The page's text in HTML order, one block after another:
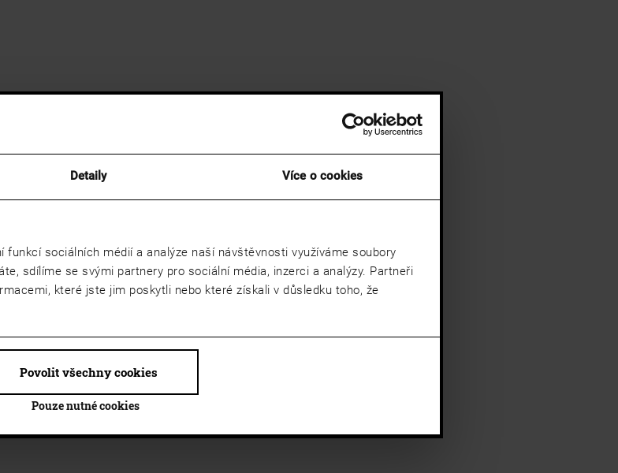
Detaily Více o cookies
funkcí sociálních médií a analýze naší návštěvnosti využíváme soubory
sdílíme se svými partnery pro sociální média, inzerci a analýzy. Partneři
které jste jim poskytli nebo které získali v důsledku toho, že
Pouze nutné cookies
Povolit všechny cookies